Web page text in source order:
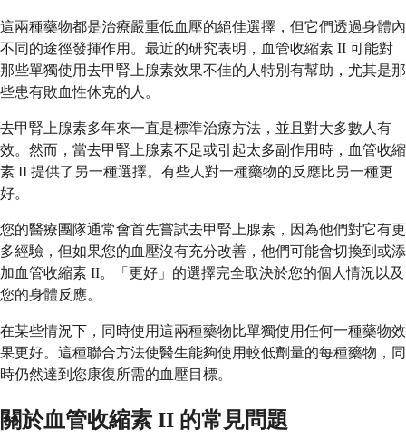
這兩種藥物都是治療嚴重低血壓的絕佳選擇，但它們透過身體內
不同的途徑發揮作用。最近的研究表明，血管收縮素 II 可能對
那些單獨使用去甲腎上腺素效果不佳的人特別有幫助，尤其是那
些患有敗血性休克的人。
去甲腎上腺素多年來一直是標準治療方法，並且對大多數人有
效。然而，當去甲腎上腺素不足或引起太多副作用時，血管收縮
素 II 提供了另一種選擇。有些人對一種藥物的反應比另一種更
好。
您的醫療團隊通常會首先嘗試去甲腎上腺素，因為他們對它有更
多經驗，但如果您的血壓沒有充分改善，他們可能會切換到或添
加血管收縮素 II。「更好」的選擇完全取決於您的個人情況以及
您的身體反應。
在某些情況下，同時使用這兩種藥物比單獨使用任何一種藥物效
果更好。這種聯合方法使醫生能夠使用較低劑量的每種藥物，同
時仍然達到您康復所需的血壓目標。
關於血管收縮素 II 的常見問題